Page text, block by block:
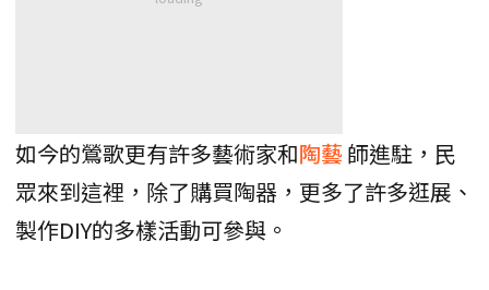
如今的鶯歌更有許多藝術家和陶藝師進駐，民
眾來到這裡，除了購買陶器，更多了許多逛展、
製作DIY的多樣活動可參與。